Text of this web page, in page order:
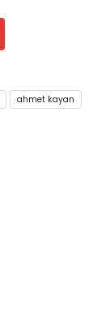
ahmet kayan